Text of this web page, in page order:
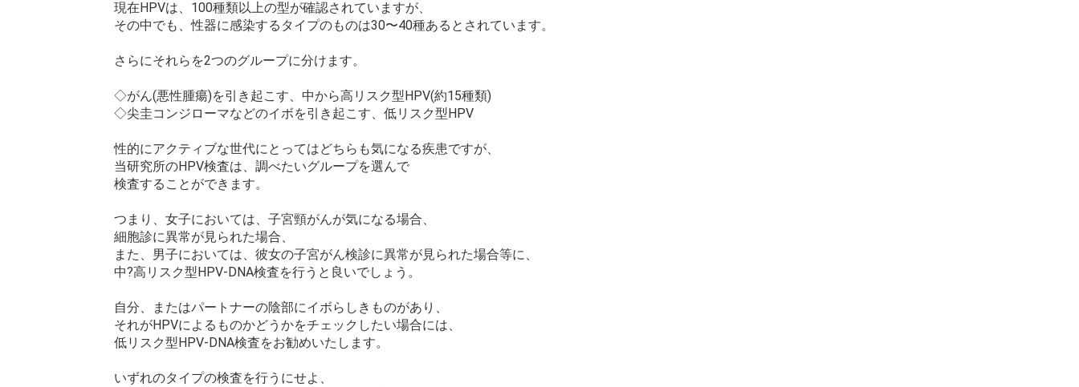
現在HPVは、100種類以上の型が確認されていますが、
その中でも、性器に感染するタイプのものは30〜40種あるとされています。
さらにそれらを2つのグループに分けます。
◇がん(悪性腫瘍)を引き起こす、中から高リスク型HPV(約15種類)
◇尖圭コンジローマなどのイボを引き起こす、低リスク型HPV
性的にアクティブな世代にとってはどちらも気になる疾患ですが、
当研究所のHPV検査は、調べたいグループを選んで
検査することができます。
つまり、女子においては、子宮頸がんが気になる場合、
細胞診に異常が見られた場合、
また、男子においては、彼女の子宮がん検診に異常が見られた場合等に、
中?高リスク型HPV-DNA検査を行うと良いでしょう。
自分、またはパートナーの陰部にイボらしきものがあり、
それがHPVによるものかどうかをチェックしたい場合には、
低リスク型HPV-DNA検査をお勧めいたします。
いずれのタイプの検査を行うにせよ、